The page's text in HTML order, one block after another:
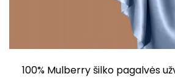
100% Mulberry šilko pagalvės